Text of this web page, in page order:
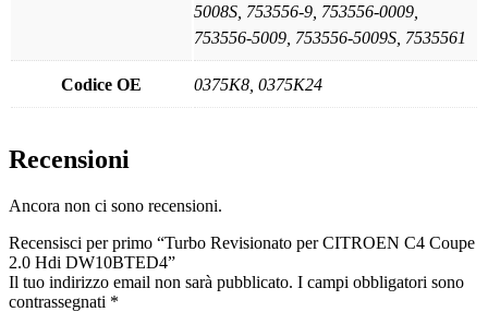
5008S, 753556-9, 753556-0009,
753556-5009, 753556-5009S, 7535561
Codice OE 0375K8, 0375K24
Recensioni
Ancora non ci sono recensioni.
Recensisci per primo “Turbo Revisionato per CITROEN C4 Coupe
2.0 Hdi DW10BTED4”
Il tuo indirizzo email non sarà pubblicato. I campi obbligatori sono
contrassegnati *